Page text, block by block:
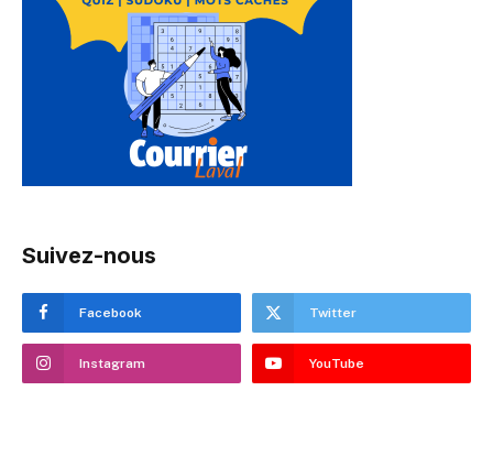
Suivez-nous
Facebook Twitter
Instagram YouTube